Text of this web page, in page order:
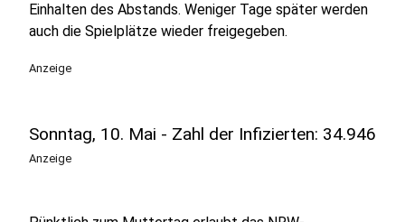
Einhalten des Abstands. Weniger Tage später werden
auch die Spielplätze wieder freigegeben.
Anzeige
Sonntag, 10. Mai - Zahl der Infizierten: 34.946
Anzeige